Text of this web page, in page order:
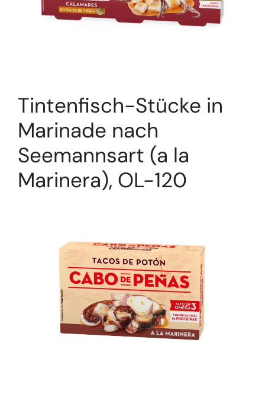
Tintenfisch-Stücke in
Marinade nach
Seemannsart (a la
Marinera), OL-120